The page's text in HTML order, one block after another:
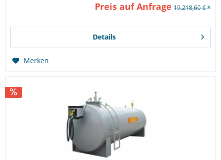
Preis auf Anfrage 19.218,60 € *
Details
Merken